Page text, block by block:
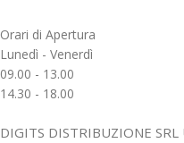
Orari di Apertura
Lunedì - Venerdì
09.00 - 13.00
14.30 - 18.00
DIGITS DISTRIBUZIONE SRL